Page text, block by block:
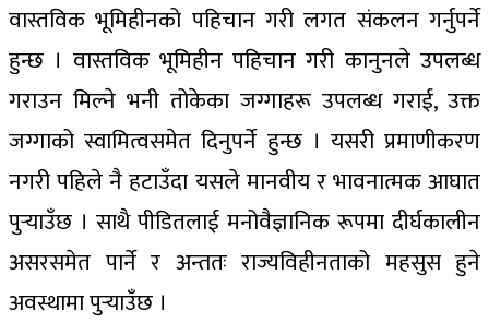
वास्तविक भूमिहीनको पहिचान गरी लगत संकलन गर्नुपर्ने
हुन्छ । वास्तविक भूमिहीन पहिचान गरी कानुनले उपलब्ध
गराउन मिल्ने भनी तोकेका जग्गाहरू उपलब्ध गराई, उक्त
जग्गाको स्वामित्वसमेत दिनुपर्ने हुन्छ । यसरी प्रमाणीकरण
नगरी पहिले नै हटाउँदा यसले मानवीय र भावनात्मक आघात
पुर्‍याउँछ । साथै पीडितलाई मनोवैज्ञानिक रूपमा दीर्घकालीन
असरसमेत पार्ने र अन्ततः राज्यविहीनताको महसुस हुने
अवस्थामा पुर्‍याउँछ ।